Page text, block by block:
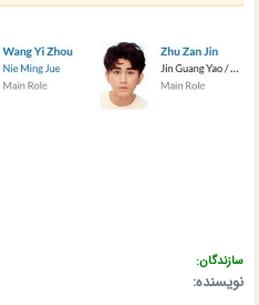
سازندگان:
نویسنده: